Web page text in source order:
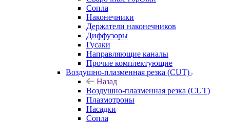
Сопла
Наконечники
Держатели наконечников
Диффузоры
Гусаки
Направляющие каналы
Прочие комплектующие
Воздушно-плазменная резка (CUT)
Назад
Воздушно-плазменная резка (CUT)
Плазмотроны
Насадки
Сопла